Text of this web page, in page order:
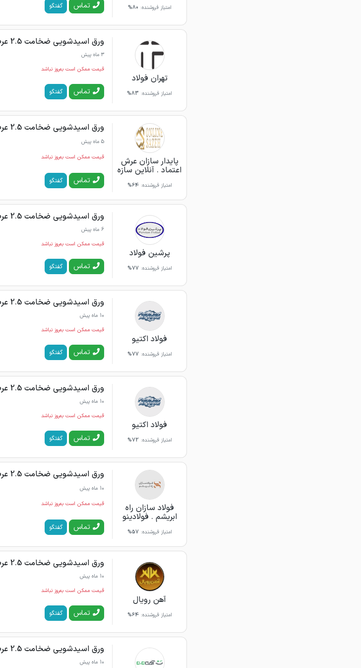
امتیاز فروشنده: 80% تماس گفتگو
تهران فولاد
امتیاز فروشنده: 83%
ورق اسیدشویی ضخامت 2.5 عرض 1.25 متر ST37
3 ماه پیش
قیمت ممکن است به‌روز نباشد
تماس گفتگو
پایدار سازان عرش
اعتماد . آنلاین سازه
امتیاز فروشنده:64%
ورق اسیدشویی ضخامت 2.5 عرض 1.25 متر ST37
5 ماه پیش
قیمت ممکن است به‌روز نباشد
تماس گفتگو
پرشین فولاد
امتیاز فروشنده: 77%
ورق اسیدشویی ضخامت 2.5 عرض 1.25 متر ST37
6 ماه پیش
قیمت ممکن است به‌روز نباشد
تماس گفتگو
فولاد اکتیو
امتیاز فروشنده: 77%
ورق اسیدشویی ضخامت 2.5 عرض 1.25 متر ST37
10 ماه پیش
قیمت ممکن است به‌روز نباشد
تماس گفتگو
فولاد اکتیو
امتیاز فروشنده: 72%
ورق اسیدشویی ضخامت 2.5 عرض 1.25 متر ST37
10 ماه پیش
قیمت ممکن است به‌روز نباشد
تماس گفتگو
فولاد سازان راه
ابریشم . فولادینو
امتیاز فروشنده: 57%
ورق اسیدشویی ضخامت 2.5 عرض 1.25 متر ST37
10 ماه پیش
قیمت ممکن است به‌روز نباشد
تماس گفتگو
آهن رویال
امتیاز فروشنده:64%
ورق اسیدشویی ضخامت 2.5 عرض 1.25 متر ST37
10 ماه پیش
قیمت ممکن است به‌روز نباشد
تماس گفتگو
ورق اسیدشویی ضخامت 2.5 عرض 1.25 متر ST37
10 ماه پیش